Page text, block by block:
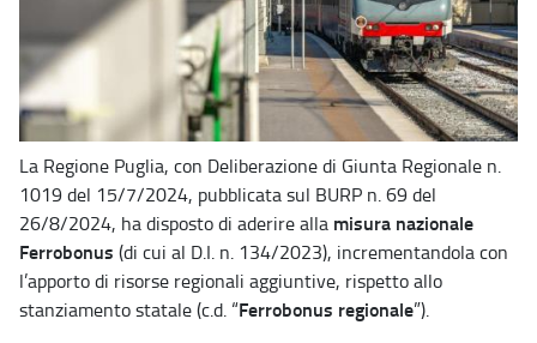
La Regione Puglia, con Deliberazione di Giunta Regionale n.
1019 del 15/7/2024, pubblicata sul BURP n. 69 del
26/8/2024, ha disposto di aderire alla misura nazionale
Ferrobonus (di cui al D.I. n. 134/2023), incrementandola con
l’apporto di risorse regionali aggiuntive, rispetto allo
stanziamento statale (c.d. “Ferrobonus regionale”).